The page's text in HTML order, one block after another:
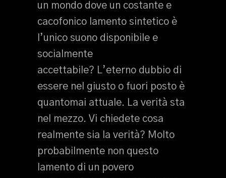
un mondo dove un costante e
cacofonico lamento sintetico è
l’unico suono disponibile e
socialmente
accettabile? L’eterno dubbio di
essere nel giusto o fuori posto è
quantomai attuale. La verità sta
nel mezzo. Vi chiedete cosa
realmente sia la verità? Molto
probabilmente non questo
lamento di un povero